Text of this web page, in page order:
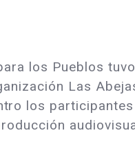
los Pueblos
Las
los